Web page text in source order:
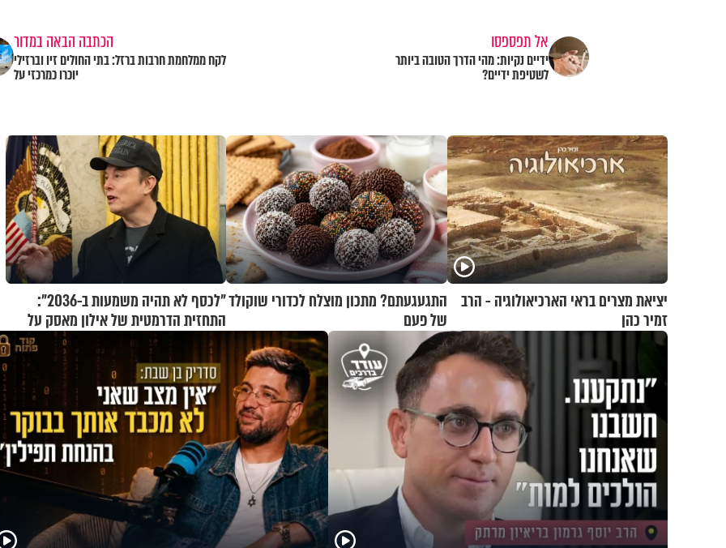
אל תפספסו
ידיים נקיות: מהי הדרך הטובה ביותר
לשטיפת ידיים?
הכתבה הבאה במדור
לקח ממלחמת חרבות ברזל: בתי החולים זיו וברזילי
יוכרו כמרכזי על
יציאת מצרים בראי הארכיאולוגיה - הרב
זמיר כהן
התגעגעתם? מתכון מוצלח לכדורי שוקולד
של פעם
"לכסף לא תהיה משמעות ב-2036":
התחזית הדרמטית של אילון מאסק על
עתיד הכלכלה